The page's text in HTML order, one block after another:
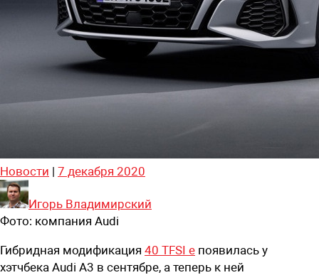
Новости | 7 декабря 2020
Игорь Владимирский
Фото: компания Audi
Гибридная модификация 40 TFSI e появилась у
хэтчбека Audi A3 в сентябре, а теперь к ней